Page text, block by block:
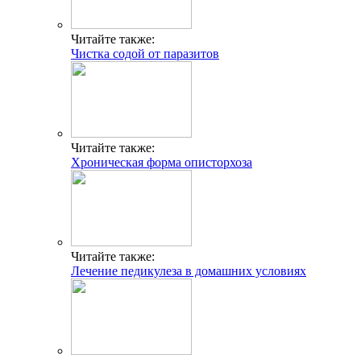
Читайте также:
Чистка содой от паразитов
Читайте также:
Хроническая форма описторхоза
Читайте также:
Лечение педикулеза в домашних условиях